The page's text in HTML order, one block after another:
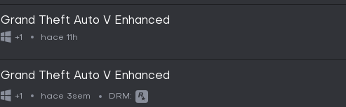
Grand Theft Auto V Enhanced
+1 hace 11h
Grand Theft Auto V Enhanced
+1 hace 3sem DRM: